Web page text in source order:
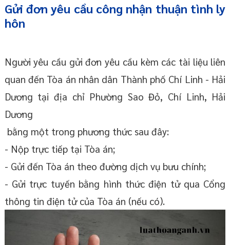
Gửi đơn yêu cầu công nhận thuận tình ly
hôn
Người yêu cầu gửi đơn yêu cầu kèm các tài liệu liên
quan đến Tòa án nhân dân Thành phố Chí Linh - Hải
Dương tại địa chỉ Phường Sao Đỏ, Chí Linh, Hải
Dương
bằng một trong phương thức sau đây:
- Nộp trực tiếp tại Tòa án;
- Gửi đến Tòa án theo đường dịch vụ bưu chính;
- Gửi trực tuyến bằng hình thức điện tử qua Cổng
thông tin điện tử của Tòa án (nếu có).